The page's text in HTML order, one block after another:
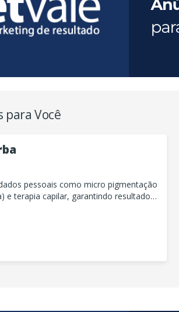
para Você
pessoais como micro pigmentação
e terapia capilar, garantindo resultados